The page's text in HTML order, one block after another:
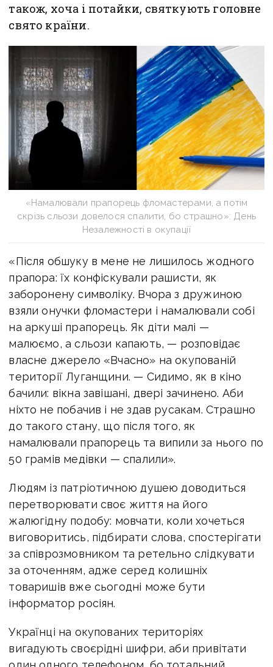
також, хоча і потайки, святкують головне
свято країни.
«Намалювали прапорець фломастерами, а потім
скрізь сльози довелося спалити, бо страшно»: День
Незалежності в окупації
«Після обшуку в мене не лишилось жодного
прапора: їх конфіскували рашисти, як
заборонену символіку. Вчора з дружиною
взяли онучки фломастери і намалювали собі
на аркуші прапорець. Як діти малі —
малюємо, а сльози капають, — розповідає
власне джерело «Вчасно» на окупованій
території Луганщини. — Сидимо, як в кіно
бачили: вікна завішані, двері зачинено. Аби
ніхто не побачив і не здав русакам. Страшно
до такого стану, що після того, як
намалювали прапорець та випили за нього по
50 грамів медівки — спалили».
Людям із патріотичною душею доводиться
перетворювати своє життя на його
жалюгідну подобу: мовчати, коли хочеться
виговоритись, підбирати слова, спостерігати
за співрозмовником та ретельно слідкувати
за оточенням, адже серед колишніх
товаришів вже сьогодні може бути
інформатор росіян.
Українці на окупованих територіях
вигадують своєрідні шифри, аби привітати